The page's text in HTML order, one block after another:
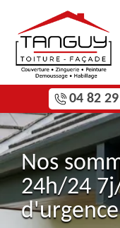
04 82
Nos
24h/24
d'urgence